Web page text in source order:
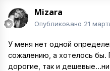
Mizara
Опубликовано 21
У меня нет одной
сожалению, а хотелось бы.
дорогие, так и